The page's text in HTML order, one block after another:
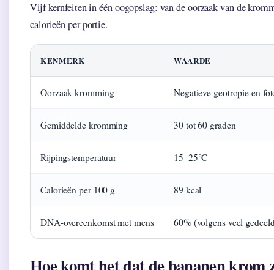
Vijf kernfeiten in één oogopslag: van de oorzaak van de
calorieën per portie.
KENMERK WAARDE
Oorzaak kromming Negatieve geotropie en
Gemiddelde kromming 30 tot 60 graden
Rijpingstemperatuur 15–25°C
Calorieën per 100 g 89 kcal
DNA-overeenkomst met mens 60% (volgens veel